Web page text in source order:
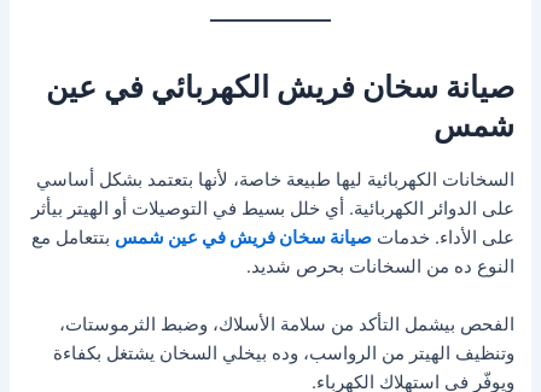
صيانة سخان فريش الكهربائي في عين
شمس
السخانات الكهربائية ليها طبيعة خاصة، لأنها بتعتمد بشكل أساسي
على الدوائر الكهربائية. أي خلل بسيط في التوصيلات أو الهيتر بيأثر
على الأداء. خدماتصيانة سخان فريش في عين شمس بتتعامل مع
النوع ده من السخانات بحرص شديد.
الفحص بيشمل التأكد من سلامة الأسلاك، وضبط الثرموستات،
وتنظيف الهيتر من الرواسب، وده بيخلي السخان يشتغل بكفاءة
ويوفّر في استهلاك الكهرباء.